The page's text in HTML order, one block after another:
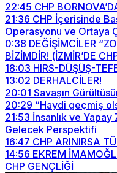
22:45 CHP
21:36 CHP İçerisinde
Operasyonu ve Ortaya
0:38 DEĞİŞİMCİLER
BİZİMDİR! (İZMİR’DE
18:03 HIRS-DÜŞÜŞ-
13:02 DERHALCİLER!
20:01 Savaşın
20:29 “Haydi geçmiş
21:53 İnsanlık ve
Gelecek Perspektifi
16:47 CHP ARINIRSA
14:56 EKREM
CHP GENÇLİĞİ